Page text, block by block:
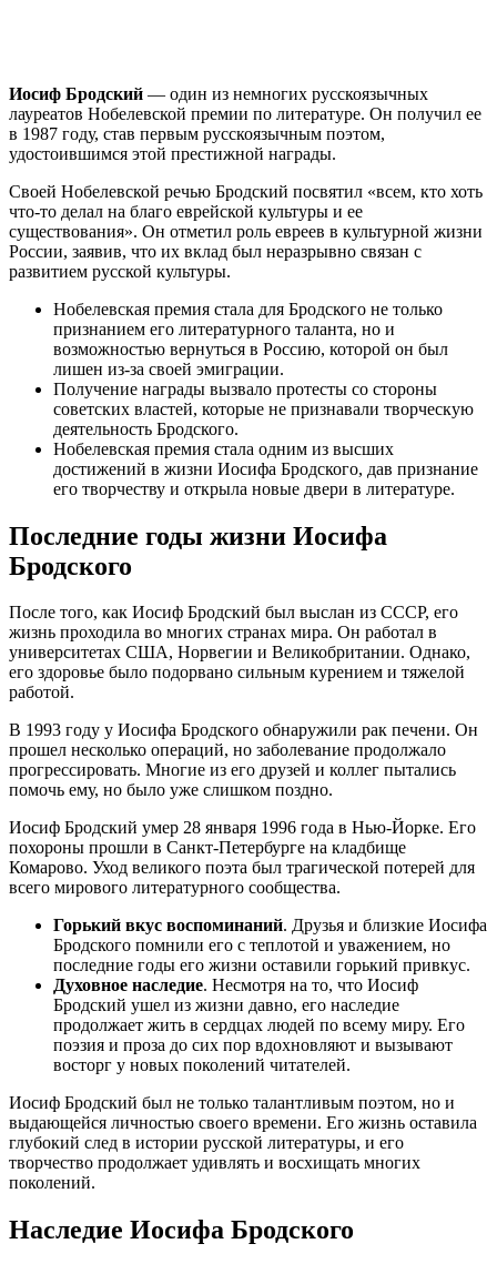
Иосиф Бродский — один из немногих русскоязычных
лауреатов Нобелевской премии по литературе. Он получил ее
в 1987 году, став первым русскоязычным поэтом,
удостоившимся этой престижной награды.
Своей Нобелевской речью Бродский посвятил «всем, кто хоть
что-то делал на благо еврейской культуры и ее
существования». Он отметил роль евреев в культурной жизни
России, заявив, что их вклад был неразрывно связан с
развитием русской культуры.
Нобелевская премия стала для Бродского не только
признанием его литературного таланта, но и
возможностью вернуться в Россию, которой он был
лишен из-за своей эмиграции.
Получение награды вызвало протесты со стороны
советских властей, которые не признавали творческую
деятельность Бродского.
Нобелевская премия стала одним из высших
достижений в жизни Иосифа Бродского, дав признание
его творчеству и открыла новые двери в литературе.
Последние годы жизни Иосифа
Бродского
После того, как Иосиф Бродский был выслан из СССР, его
жизнь проходила во многих странах мира. Он работал в
университетах США, Норвегии и Великобритании. Однако,
его здоровье было подорвано сильным курением и тяжелой
работой.
В 1993 году у Иосифа Бродского обнаружили рак печени. Он
прошел несколько операций, но заболевание продолжало
прогрессировать. Многие из его друзей и коллег пытались
помочь ему, но было уже слишком поздно.
Иосиф Бродский умер 28 января 1996 года в Нью-Йорке. Его
похороны прошли в Санкт-Петербурге на кладбище
Комарово. Уход великого поэта был трагической потерей для
всего мирового литературного сообщества.
Горький вкус воспоминаний. Друзья и близкие Иосифа
Бродского помнили его с теплотой и уважением, но
последние годы его жизни оставили горький привкус.
Духовное наследие. Несмотря на то, что Иосиф
Бродский ушел из жизни давно, его наследие
продолжает жить в сердцах людей по всему миру. Его
поэзия и проза до сих пор вдохновляют и вызывают
восторг у новых поколений читателей.
Иосиф Бродский был не только талантливым поэтом, но и
выдающейся личностью своего времени. Его жизнь оставила
глубокий след в истории русской литературы, и его
творчество продолжает удивлять и восхищать многих
поколений.
Наследие Иосифа Бродского